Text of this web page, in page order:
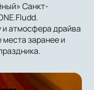
Санкт-
и атмосфера драйва
заранее и